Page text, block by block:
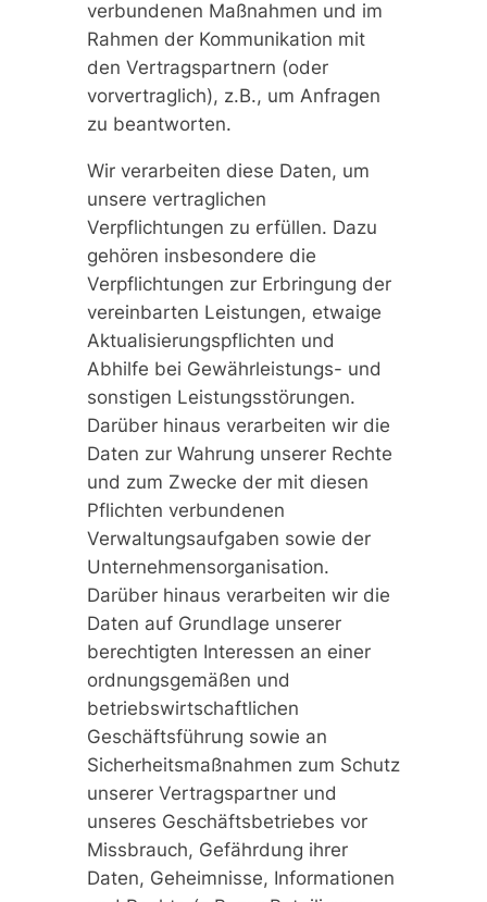
verbundenen Maßnahmen und im
Rahmen der Kommunikation mit
den Vertragspartnern (oder
vorvertraglich), z.B., um Anfragen
zu beantworten.
Wir verarbeiten diese Daten, um
unsere vertraglichen
Verpflichtungen zu erfüllen. Dazu
gehören insbesondere die
Verpflichtungen zur Erbringung der
vereinbarten Leistungen, etwaige
Aktualisierungspflichten und
Abhilfe bei Gewährleistungs- und
sonstigen Leistungsstörungen.
Darüber hinaus verarbeiten wir die
Daten zur Wahrung unserer Rechte
und zum Zwecke der mit diesen
Pflichten verbundenen
Verwaltungsaufgaben sowie der
Unternehmensorganisation.
Darüber hinaus verarbeiten wir die
Daten auf Grundlage unserer
berechtigten Interessen an einer
ordnungsgemäßen und
betriebswirtschaftlichen
Geschäftsführung sowie an
Sicherheitsmaßnahmen zum Schutz
unserer Vertragspartner und
unseres Geschäftsbetriebes vor
Missbrauch, Gefährdung ihrer
Daten, Geheimnisse, Informationen